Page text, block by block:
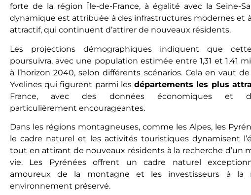
forte de la région Île-de-France, à égalité avec la Seine-
dynamique est attribuée à des infrastructures modernes et
attractif, qui continuent d’attirer de nouveaux résidents.
Les projections démographiques indiquent que
poursuivra, avec une population estimée entre 1,31 et 1,41
à l’horizon 2040, selon différents scénarios. Cela en vaut
Yvelines qui figurent parmi lesdépartements les plus
France, avec des données économiques et
particulièrement encourageantes.
Dans les régions montagneuses, comme les Alpes, les
le cadre naturel et les activités touristiques dynamisent
tout en attirant de nouveaux résidents à la recherche d’un
vie. Les Pyrénées offrent un cadre naturel
amoureux de la montagne et les investisseurs à la
environnement préservé.